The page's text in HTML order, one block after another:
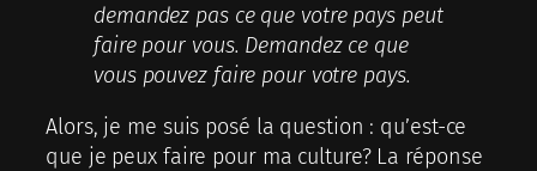
demandez pas ce que votre pays peut
faire pour vous. Demandez ce que
vous pouvez faire pour votre pays.
Alors, je me suis posé la question : qu’est-ce
que je peux faire pour ma culture? La réponse